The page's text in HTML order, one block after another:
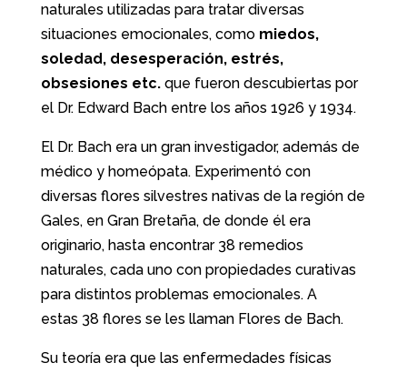
naturales utilizadas para tratar diversas
situaciones emocionales, como miedos,
soledad, desesperación, estrés,
obsesiones etc. que fueron descubiertas por
el Dr. Edward Bach entre los años 1926 y 1934.
El Dr. Bach era un gran investigador, además de
médico y homeópata. Experimentó con
diversas flores silvestres nativas de la región de
Gales, en Gran Bretaña, de donde él era
originario, hasta encontrar 38 remedios
naturales, cada uno con propiedades curativas
para distintos problemas emocionales. A
estas 38 flores se les llaman Flores de Bach.
Su teoría era que las enfermedades físicas